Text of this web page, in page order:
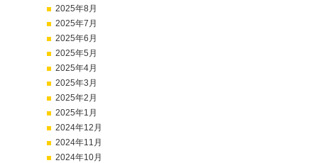
2025年8月
2025年7月
2025年6月
2025年5月
2025年4月
2025年3月
2025年2月
2025年1月
2024年12月
2024年11月
2024年10月